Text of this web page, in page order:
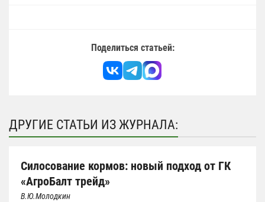
Поделиться статьей:
ДРУГИЕ СТАТЬИ ИЗ ЖУРНАЛА:
Силосование кормов: новый подход от ГК
«АгроБалт трейд»
В.Ю.Молодкин